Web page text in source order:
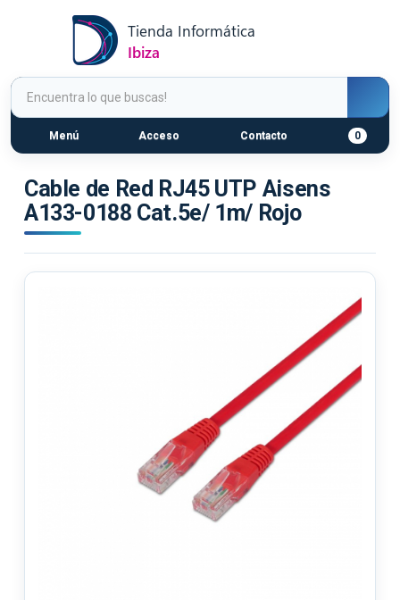
Menú Acceso Contacto 0
Cable de Red RJ45 UTP Aisens
A133-0188 Cat.5e/ 1m/ Rojo